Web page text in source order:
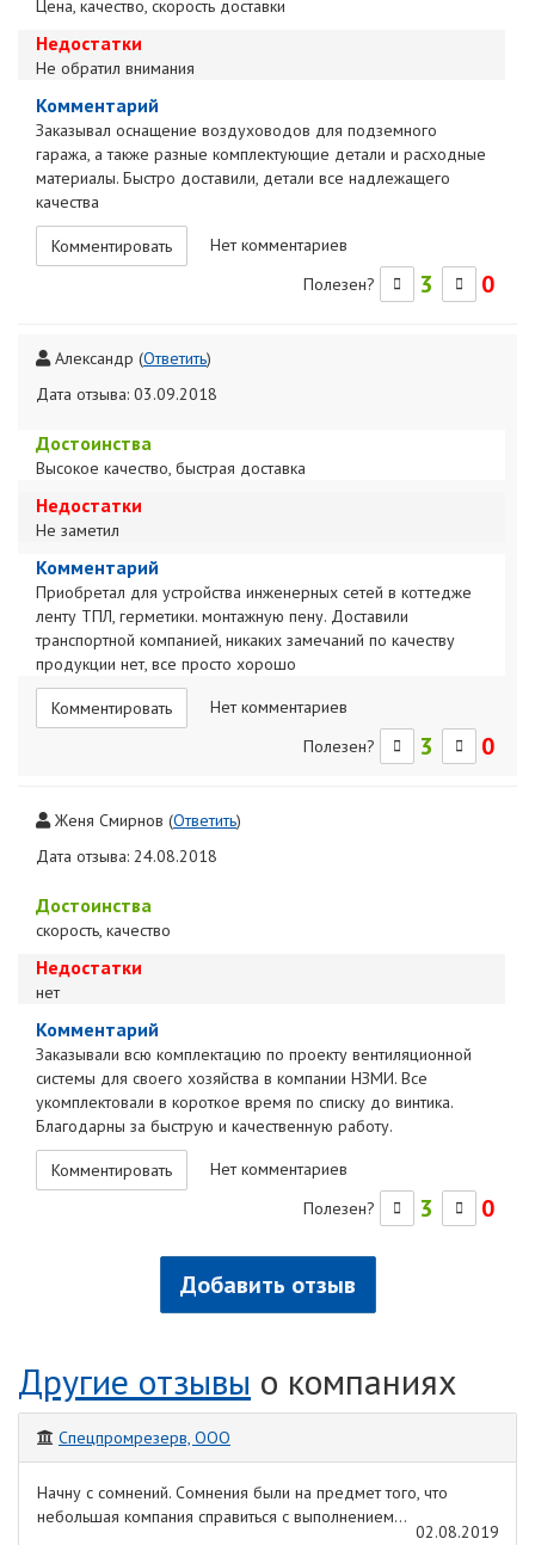
Цена, качество, скорость доставки
Недостатки
Не обратил внимания
Комментарий
Заказывал оснащение воздуховодов для подземного
гаража, а также разные комплектующие детали и расходные
материалы. Быстро доставили, детали все надлежащего
качества
Комментировать
Нет комментариев
Полезен?
3 0
Александр (Ответить)
Дата отзыва: 03.09.2018
Достоинства
Высокое качество, быстрая доставка
Недостатки
Не заметил
Комментарий
Приобретал для устройства инженерных сетей в коттедже
ленту ТПЛ, герметики. монтажную пену. Доставили
транспортной компанией, никаких замечаний по качеству
продукции нет, все просто хорошо
Комментировать
Нет комментариев
Полезен?
3 0
Женя Смирнов (Ответить)
Дата отзыва: 24.08.2018
Достоинства
скорость, качество
Недостатки
нет
Комментарий
Заказывали всю комплектацию по проекту вентиляционной
системы для своего хозяйства в компании НЗМИ. Все
укомплектовали в короткое время по списку до винтика.
Благодарны за быструю и качественную работу.
Комментировать
Нет комментариев
Полезен?
3 0
Добавить отзыв
Другие отзывы о компаниях
Спецпромрезерв, ООО
Начну с сомнений. Сомнения были на предмет того, что
небольшая компания справиться с выполнением...
02.08.2019